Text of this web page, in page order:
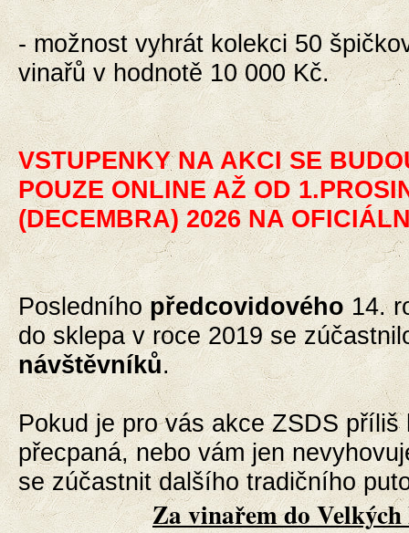
-možnost vyhrát kolekci 50
vinařů v hodnotě 10 000 Kč.
VSTUPENKY NA AKCI SE
POUZE ONLINE AŽ OD
(DECEMBRA) 2026 NA
Posledníhopředcovidového14.
do sklepa v roce 2019 se
návštěvníků.
Pokud je pro vás akce ZSDS příliš
přecpaná, nebo vám jen
se zúčastnit dalšíhotradičního
Za vinařem do